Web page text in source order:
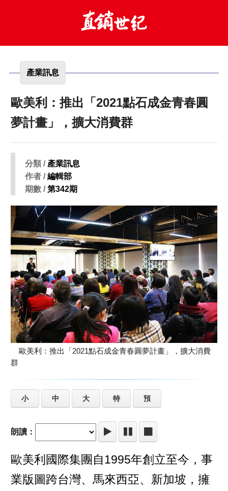
產業訊息
歐美利：推出「2021點石成金青春圓
夢計畫」，擴大消費群
分類 / 產業訊息
作者 /編輯部
期數 /第342期
歐美利：推出「2021點石成金青春圓夢計畫」，擴大消費
群
小 中 大 特 預
朗讀：
歐美利國際集團自1995年創立至今，事
業版圖跨台灣、馬來西亞、新加坡，擁